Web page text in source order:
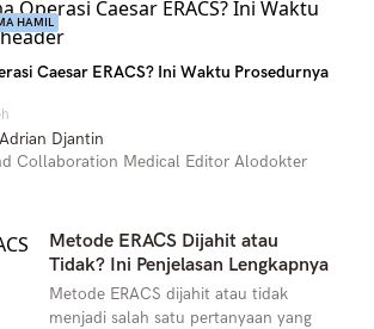
HAMIL
Caesar ERACS? Ini Waktu Prosedurnya
Djantin
Collaboration Medical Editor Alodokter
Metode ERACS Dijahit atau
Tidak? Ini Penjelasan Lengkapnya
Metode ERACS dijahit atau tidak
menjadi salah satu pertanyaan yang